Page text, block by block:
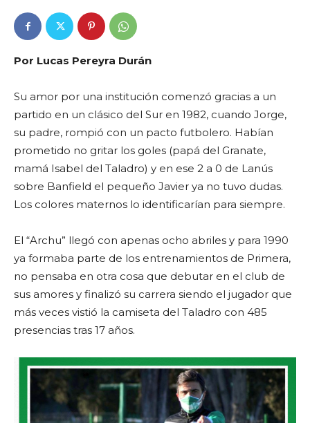
Por Lucas Pereyra Durán
Su amor por una institución comenzó gracias a un
partido en un clásico del Sur en 1982, cuando Jorge,
su padre, rompió con un pacto futbolero. Habían
prometido no gritar los goles (papá del Granate,
mamá Isabel del Taladro) y en ese 2 a 0 de Lanús
sobre Banfield el pequeño Javier ya no tuvo dudas.
Los colores maternos lo identificarían para siempre.
El “Archu” llegó con apenas ocho abriles y para 1990
ya formaba parte de los entrenamientos de Primera,
no pensaba en otra cosa que debutar en el club de
sus amores y finalizó su carrera siendo el jugador que
más veces vistió la camiseta del Taladro con 485
presencias tras 17 años.